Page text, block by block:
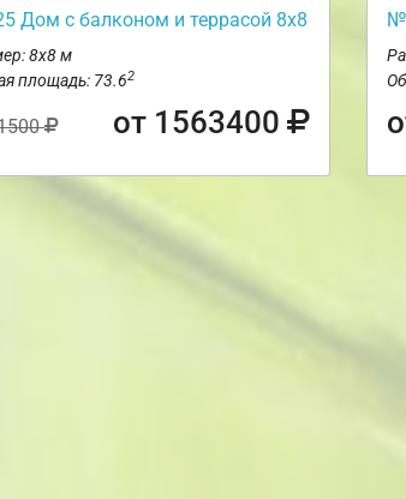
Дом с балконом и террасой 8х8
8х8 м
площадь: 73.62
от 1563400